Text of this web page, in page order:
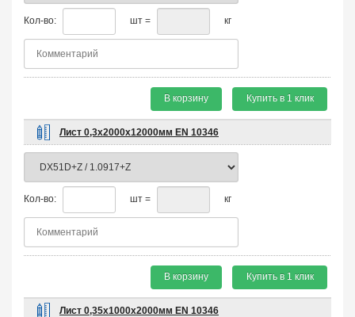
Кол-во: шт = кг
В корзину Купить в 1 клик
Лист 0,3х2000х12000мм EN 10346
Кол-во: шт = кг
В корзину Купить в 1 клик
Лист 0,35х1000х2000мм EN 10346